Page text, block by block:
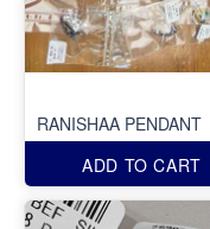
RANISHAA PENDANT
ADD TO CART